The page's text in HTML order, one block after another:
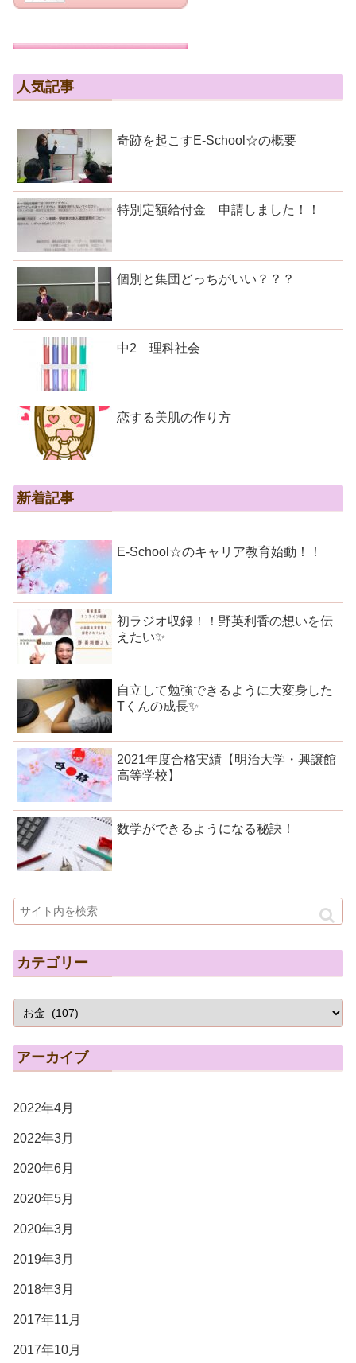
人気記事
奇跡を起こすE-School☆の概要
特別定額給付金 申請しました！！
個別と集団どっちがいい？？？
中2 理科社会
恋する美肌の作り方
新着記事
E-School☆のキャリア教育始動！！
初ラジオ収録！！野英利香の想いを伝
えたい✨
自立して勉強できるように大変身した
Tくんの成長✨
2021年度合格実績【明治大学・興譲館
高等学校】
数学ができるようになる秘訣！
カテゴリー
アーカイブ
2022年4月
2022年3月
2020年6月
2020年5月
2020年3月
2019年3月
2018年3月
2017年11月
2017年10月